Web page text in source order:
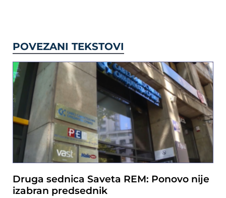
POVEZANI TEKSTOVI
Druga sednica Saveta REM: Ponovo nije
izabran predsednik